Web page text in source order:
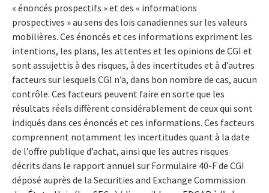
« énoncés prospectifs » et des « informations
prospectives » au sens des lois canadiennes sur les valeurs
mobilières. Ces énoncés et ces informations expriment les
intentions, les plans, les attentes et les opinions de CGI et
sont assujettis à des risques, à des incertitudes et à d’autres
facteurs sur lesquels CGI n’a, dans bon nombre de cas, aucun
contrôle. Ces facteurs peuvent faire en sorte que les
résultats réels diffèrent considérablement de ceux qui sont
indiqués dans ces énoncés et ces informations. Ces facteurs
comprennent notamment les incertitudes quant à la date
de l’offre publique d’achat, ainsi que les autres risques
décrits dans le rapport annuel sur Formulaire 40-F de CGI
déposé auprès de la Securities and Exchange Commission